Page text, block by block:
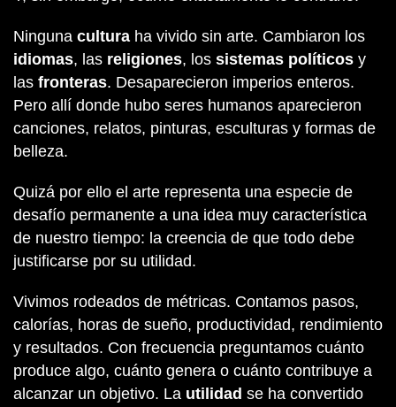
Ninguna cultura ha vivido sin arte. Cambiaron los
idiomas, las religiones, los sistemas políticos y
las fronteras. Desaparecieron imperios enteros.
Pero allí donde hubo seres humanos aparecieron
canciones, relatos, pinturas, esculturas y formas de
belleza.
Quizá por ello el arte representa una especie de
desafío permanente a una idea muy característica
de nuestro tiempo: la creencia de que todo debe
justificarse por su utilidad.
Vivimos rodeados de métricas. Contamos pasos,
calorías, horas de sueño, productividad, rendimiento
y resultados. Con frecuencia preguntamos cuánto
produce algo, cuánto genera o cuánto contribuye a
alcanzar un objetivo. La utilidad se ha convertido